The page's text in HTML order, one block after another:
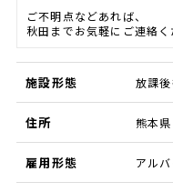
ご不明点などあれば、
秋田までお気軽にご連絡く
施設形態 放課
住所 熊本
雇用形態 アル